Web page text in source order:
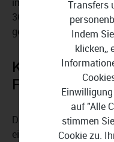
365 bzw. 366 Tage,
gewährt.
Komfortabler
Folgejahr
Daten, die Sie in
eingegeben haben,
Transfers
Indem
klicken,,
auf "Alle
stimmen
Cookie zu.